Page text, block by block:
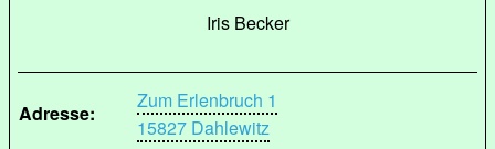
Iris Becker
Adresse:
Zum Erlenbruch 1
15827 Dahlewitz